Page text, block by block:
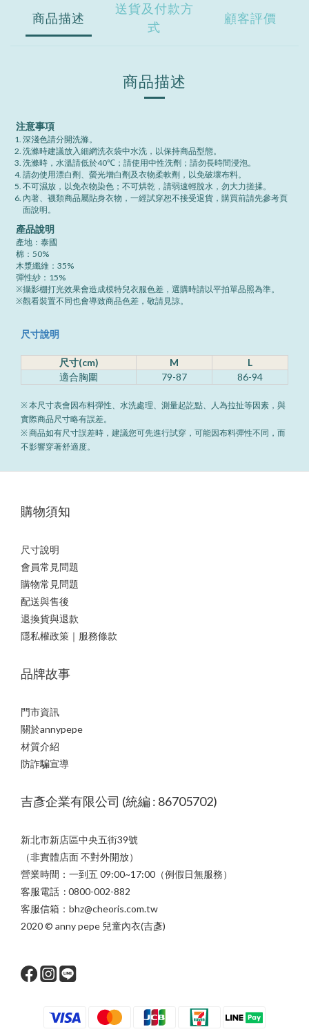
商品描述
送貨及付款方
式
顧客評價
商品描述
注意事項
深淺色請分開洗滌。
洗滌時建議放入細網洗衣袋中水洗，以保持商品型態。
洗滌時，水溫請低於40℃；請使用中性洗劑；請勿長時間浸泡。
請勿使用漂白劑、螢光增白劑及衣物柔軟劑，以免破壞布料。
不可濕放，以免衣物染色；不可烘乾，請弱速輕脫水，勿大力搓揉。
內著、襪類商品屬貼身衣物，一經試穿恕不接受退貨，購買前請先參考頁
面說明。
產品說明
產地：泰國
棉：50%
木漿纖維：35%
彈性紗：15%
※攝影棚打光效果會造成模特兒衣服色差，選購時請以平拍單品照為準。
※觀看裝置不同也會導致商品色差，敬請見諒。
尺寸說明
尺寸(cm) M
L
適合胸圍
79-87 86-94
※ 本尺寸表會因布料彈性、水洗處理、測量起訖點、人為拉扯等因素，與
實際商品尺寸略有誤差。
※ 商品如有尺寸誤差時，建議您可先進行試穿，可能因布料彈性不同，而
不影響穿著舒適度。
購物須知
尺寸說明
會員常見問題
購物常見問題
配送與售後
退換貨與退款
隱私權政策｜服務條款
品牌故事
門市資訊
關於annypepe
材質介紹
防詐騙宣導
吉彥企業有限公司 (統編 : 86705702)
新北市新店區中央五街39號
（非實體店面 不對外開放）
營業時間：一到五 09:00~17:00（例假日無服務）
客服電話 : 0800-002-882
客服信箱：bhz@cheoris.com.tw
2020 © anny pepe 兒童內衣(吉彥)